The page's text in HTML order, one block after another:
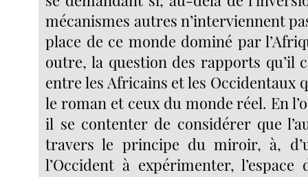
mécanismes autres n’interviennent
place de ce monde dominé par
outre, la question des rapports qu’il
entre les Africains et les Occidentaux
le roman et ceux du monde réel. En
il se contenter de considérer que
travers le principe du miroir, à,
l’Occident à expérimenter, l’espace